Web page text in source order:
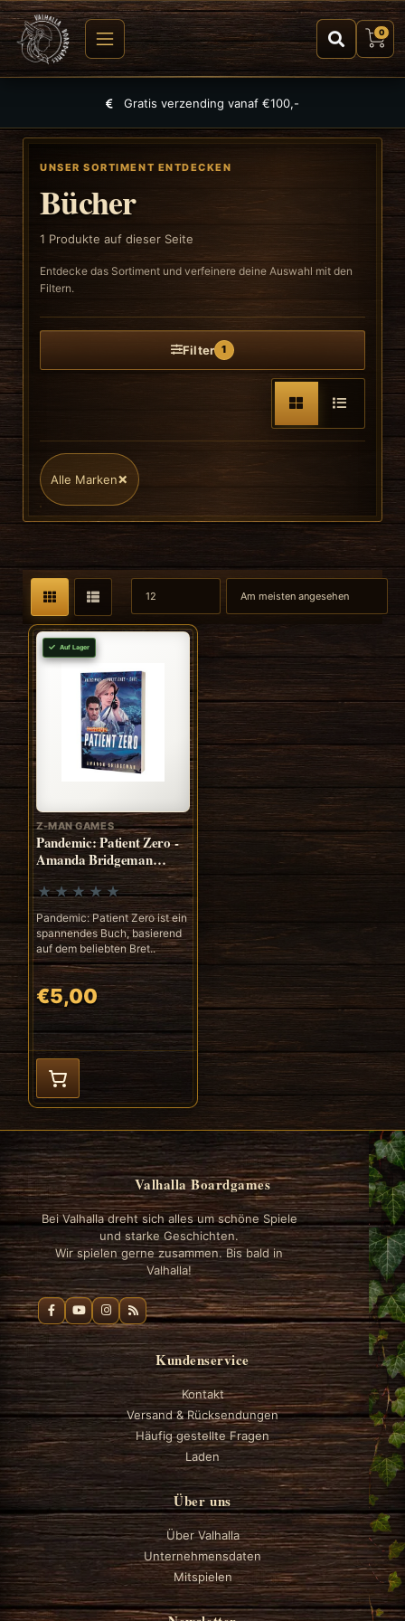
0
Gratis verzending vanaf €100,-
UNSER SORTIMENT ENTDECKEN
Bücher
1 Produkte auf dieser Seite
Entdecke das Sortiment und verfeinere deine Auswahl mit den
Filtern.
Filter 1
Alle Marken×
Auf Lager
Z-MAN GAMES
Pandemic: Patient Zero -
Amanda Bridgeman
(ENG)
Pandemic: Patient Zero ist ein
spannendes Buch, basierend
auf dem beliebten Bret..
€5,00
Valhalla Boardgames
Bei Valhalla dreht sich alles um schöne Spiele
und starke Geschichten.
Wir spielen gerne zusammen. Bis bald in
Valhalla!
Kundenservice
Kontakt
Versand & Rücksendungen
Häufig gestellte Fragen
Laden
Über uns
Über Valhalla
Unternehmensdaten
Mitspielen